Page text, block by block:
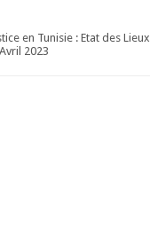
en Tunisie : Etat des Lieux
2023